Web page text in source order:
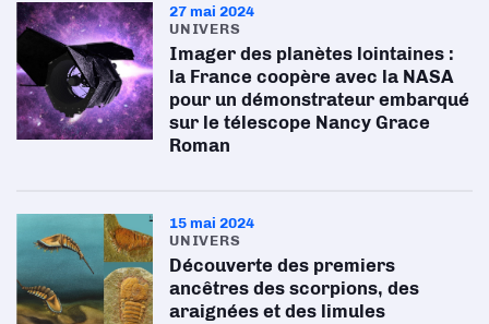
27 mai 2024
UNIVERS
Imager des planètes lointaines :
la France coopère avec la NASA
pour un démonstrateur embarqué
sur le télescope Nancy Grace
Roman
15 mai 2024
UNIVERS
Découverte des premiers
ancêtres des scorpions, des
araignées et des limules